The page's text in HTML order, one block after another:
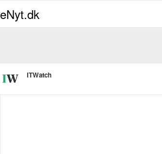
eNyt.dk
ITWatch